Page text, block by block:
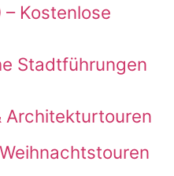
Kostenlose
Stadtführungen
Architekturtouren